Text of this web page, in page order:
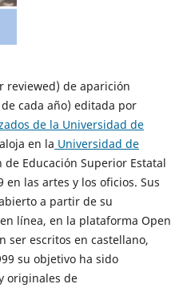
reviewed) de aparición
cada año) editada por
de la Universidad de
en la Universidad de
Educación Superior Estatal
las artes y los oficios. Sus
a partir de su
línea, en la plataforma Open
ser escritos en castellano,
su objetivo ha sido
originales de